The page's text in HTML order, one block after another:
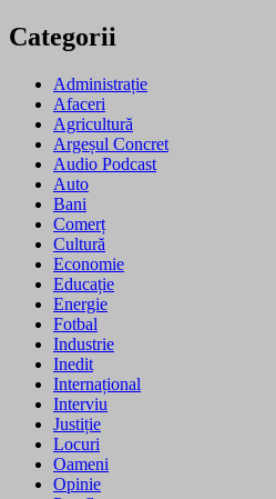
Categorii
Administrație
Afaceri
Agricultură
Argeșul Concret
Audio Podcast
Auto
Bani
Comerț
Cultură
Economie
Educație
Energie
Fotbal
Industrie
Inedit
Internațional
Interviu
Justiție
Locuri
Oameni
Opinie